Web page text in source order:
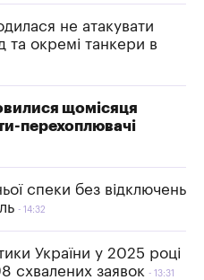
не атакувати
та окремі танкери в
щомісяця
перехоплювачі
спеки без відключень
14:32
України у 2025 році
схвалених заявок
13:31